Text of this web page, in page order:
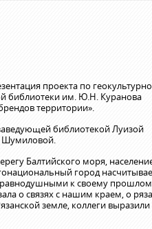
проекта по
библиотеки им. Ю.Н. Куранова
территории».
библиотекой Луизой
Шумиловой.
Балтийского моря,
город
к своему
о связях с нашим краем, о
земле, коллеги выразили